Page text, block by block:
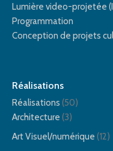
Lumière video-projetée
Programmation
Conception de projets
Réalisations
Réalisations (50)
Architecture (3)
Art Visuel/numérique (12)